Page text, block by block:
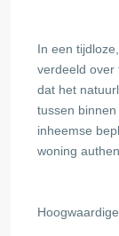
In een
verdeeld over
dat het
tussen
inheemse
woning